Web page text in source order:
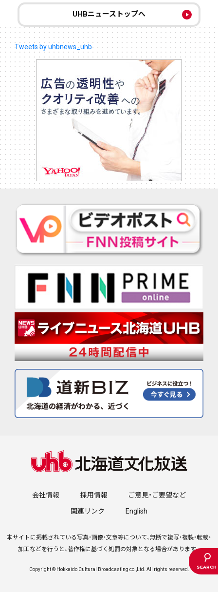
UHBニューストップへ
Tweets by uhbnews_uhb
会社情報 採用情報 ご意見・ご要望など
関連リンク English
本サイトに掲載されている写真・画像・文章等について、無断で複写・複製・転載・
加工などを行うと、著作権に基づく処罰の対象となる場合があります。
Copyright © Hokkaido Cultural Broadcasting co.,Ltd. All rights reserved.